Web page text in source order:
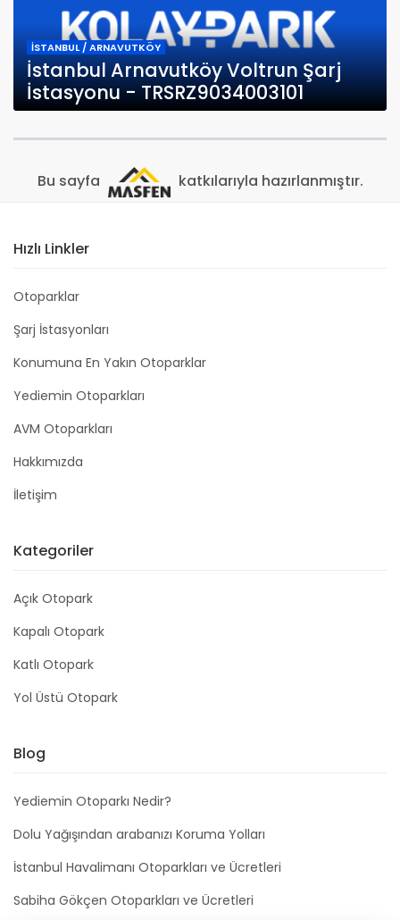
İSTANBUL / ARNAVUTKÖY
İstanbul Arnavutköy Voltrun Şarj
İstasyonu - TRSRZ9034003101
Bu sayfa katkılarıyla hazırlanmıştır.
Hızlı Linkler
Otoparklar
Şarj İstasyonları
Konumuna En Yakın Otoparklar
Yediemin Otoparkları
AVM Otoparkları
Hakkımızda
İletişim
Kategoriler
Açık Otopark
Kapalı Otopark
Katlı Otopark
Yol Üstü Otopark
Blog
Yediemin Otoparkı Nedir?
Dolu Yağışından arabanızı Koruma Yolları
İstanbul Havalimanı Otoparkları ve Ücretleri
Sabiha Gökçen Otoparkları ve Ücretleri